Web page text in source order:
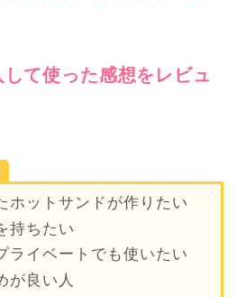
て使った感想をレビュ
ホットサンドが作りたい
持ちたい
ライベートでも使いたい
が良い人